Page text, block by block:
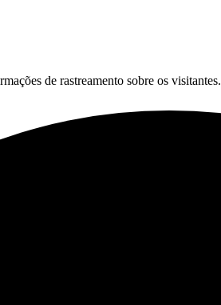
de rastreamento sobre os visitantes.